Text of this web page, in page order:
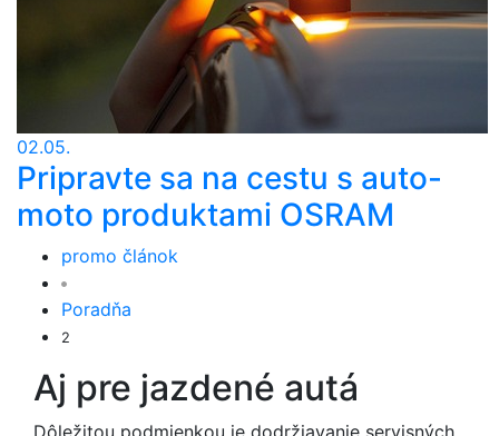
02.05.
Pripravte sa na cestu s auto-
moto produktami OSRAM
promo článok
Poradňa
2
Aj pre jazdené autá
Dôležitou podmienkou je dodržiavanie servisných